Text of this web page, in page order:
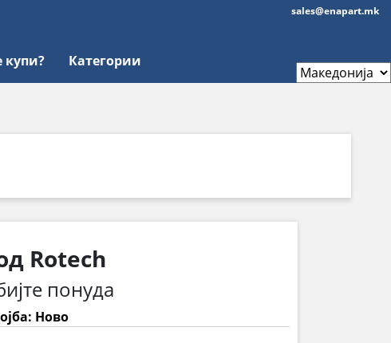
купи? Категории
sales@enapart.mk
Rotech
понуда
Ново